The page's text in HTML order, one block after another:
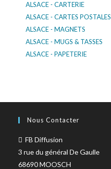
ALSACE - CARTERIE
ALSACE - CARTES POSTALES
ALSACE - MAGNETS
ALSACE - MUGS & TASSES
ALSACE - PAPETERIE
Nous Contacter
FB Diffusion
3 rue du général De Gaulle
68690 MOOSCH